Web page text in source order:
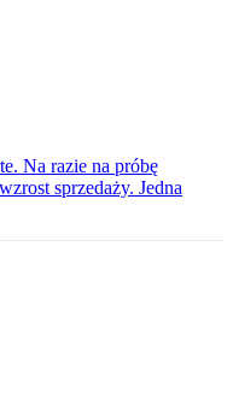
Na razie na próbę
sprzedaży. Jedna